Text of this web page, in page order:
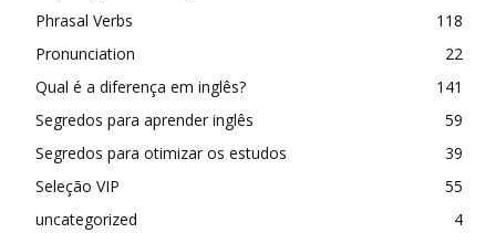
Phrasal Verbs
118
Pronunciation
22
Qual é a diferença em inglês?
141
Segredos para aprender inglês
59
Segredos para otimizar os estudos
39
Seleção VIP
55
uncategorized
4